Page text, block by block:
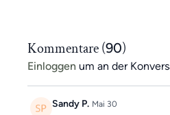
Kommentare (90)
Einloggen um an der
Sandy P. Mai 30